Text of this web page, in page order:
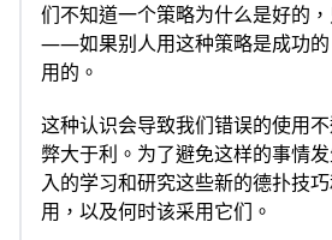
们不知道一个策略为什么是好的
——如果别人用这种策略是成功的
用的。
这种认识会导致我们错误的使用
弊大于利。为了避免这样的事情
入的学习和研究这些新的德扑技
用，以及何时该采用它们。